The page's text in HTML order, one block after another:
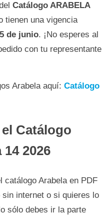
Catálogo ARABELA
tienen una vigencia
de junio. ¡No esperes al
con tu representante
Arabela aquí: Catálogo
Catálogo
2026
catálogo Arabela en PDF
internet o si quieres lo
sólo debes ir la parte